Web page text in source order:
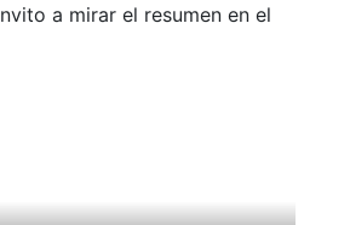
a mirar el resumen en el